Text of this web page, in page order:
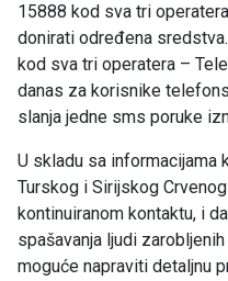
15888 kod sva tri
donirati određena
kod sva tri operatera –
danas za korisnike
slanja jedne sms poruke
U skladu sa
Turskog i Sirijskog
kontinuiranom kontaktu, i
spašavanja ljudi
moguće napraviti detaljnu